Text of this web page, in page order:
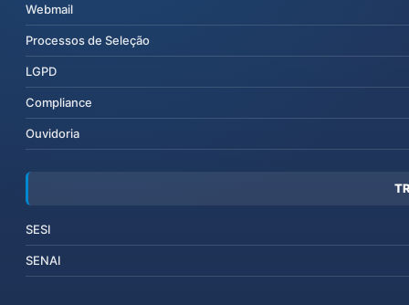
Webmail
Processos de Seleção
LGPD
Compliance
Ouvidoria
SESI
SENAI